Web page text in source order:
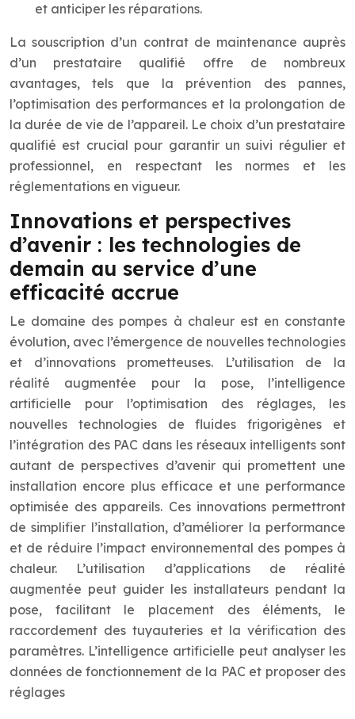
et anticiper les réparations.
La souscription d’un contrat de maintenance auprès
d’un prestataire qualifié offre de nombreux
avantages, tels que la prévention des pannes,
l’optimisation des performances et la prolongation de
la durée de vie de l’appareil. Le choix d’un prestataire
qualifié est crucial pour garantir un suivi régulier et
professionnel, en respectant les normes et les
réglementations en vigueur.
Innovations et perspectives
d’avenir : les technologies de
demain au service d’une
efficacité accrue
Le domaine des pompes à chaleur est en constante
évolution, avec l’émergence de nouvelles technologies
et d’innovations prometteuses. L’utilisation de la
réalité augmentée pour la pose, l’intelligence
artificielle pour l’optimisation des réglages, les
nouvelles technologies de fluides frigorigènes et
l’intégration des PAC dans les réseaux intelligents sont
autant de perspectives d’avenir qui promettent une
installation encore plus efficace et une performance
optimisée des appareils. Ces innovations permettront
de simplifier l’installation, d’améliorer la performance
et de réduire l’impact environnemental des pompes à
chaleur. L’utilisation d’applications de réalité
augmentée peut guider les installateurs pendant la
pose, facilitant le placement des éléments, le
raccordement des tuyauteries et la vérification des
paramètres. L’intelligence artificielle peut analyser les
données de fonctionnement de la PAC et proposer des
réglages